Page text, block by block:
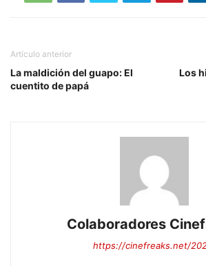
Artículo anterior
La maldición del guapo: El
cuentito de papá
Los
Colaboradores
https://cinefreaks.net/